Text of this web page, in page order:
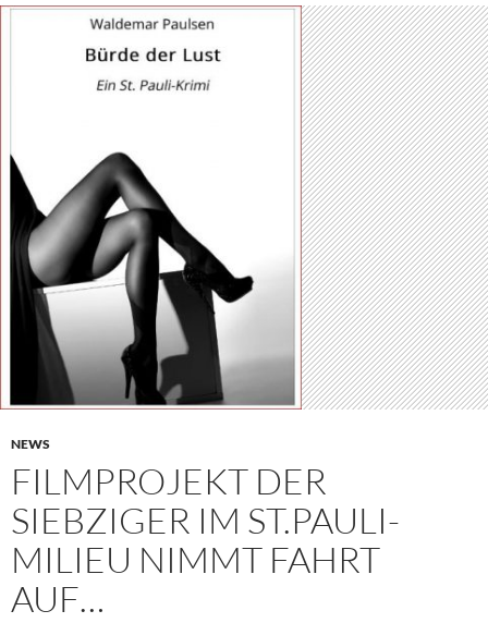
NEWS
FILMPROJEKT DER
SIEBZIGER IM ST.PAULI-
MILIEU NIMMT FAHRT
AUF…